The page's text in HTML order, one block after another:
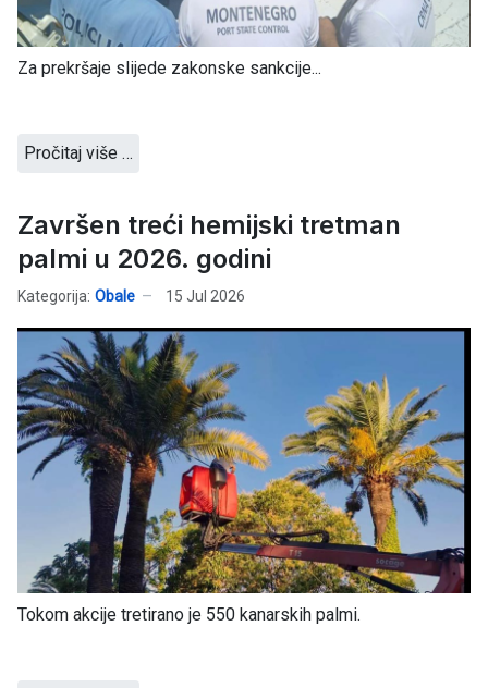
Za prekršaje slijede zakonske sankcije...
Pročitaj više …
Završen treći hemijski tretman
palmi u 2026. godini
Kategorija: Obale 15 Jul 2026
Tokom akcije tretirano je 550 kanarskih palmi.